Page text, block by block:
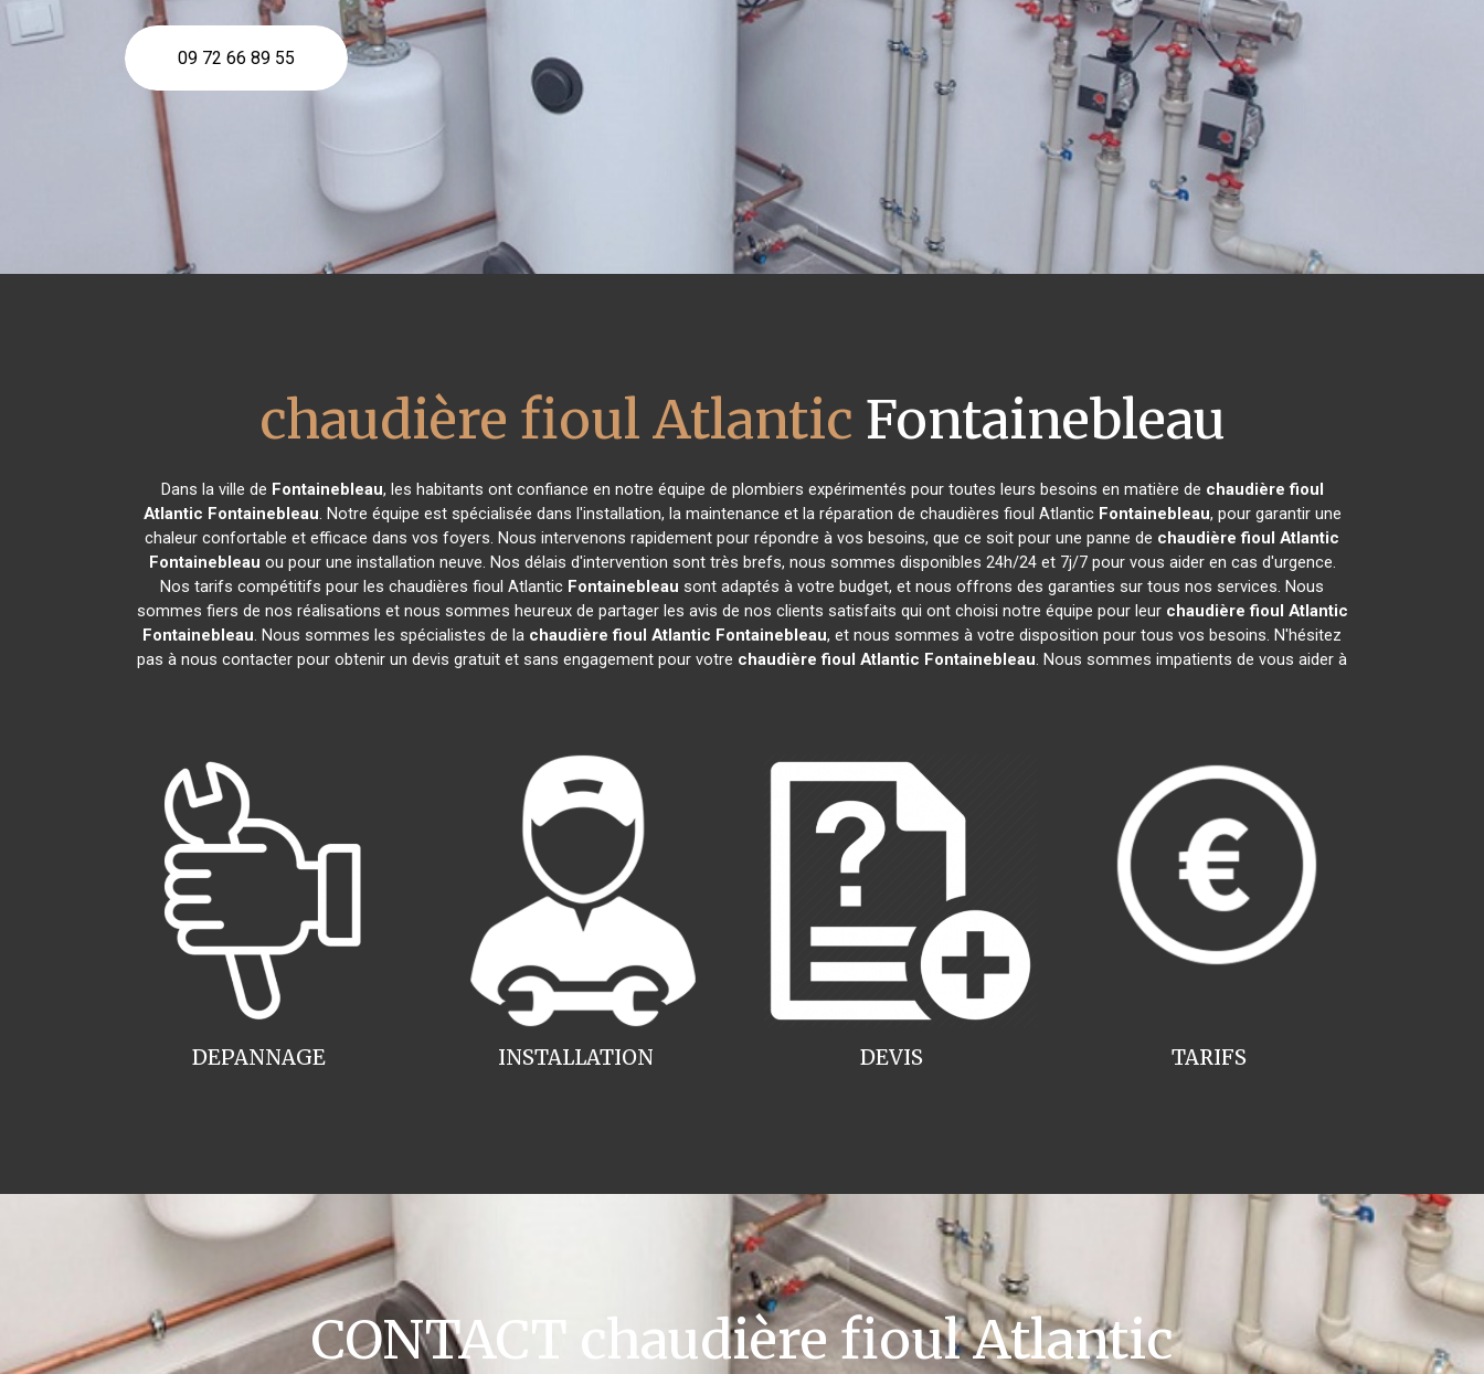
09 72 66 89 55
chaudière fioul Atlantic Fontainebleau
Dans la ville de Fontainebleau, les habitants ont confiance en notre équipe de plombiers expérimentés pour toutes leurs besoins en matière de chaudière fioul
Atlantic Fontainebleau. Notre équipe est spécialisée dans l'installation, la maintenance et la réparation de chaudières fioul Atlantic Fontainebleau, pour garantir une
chaleur confortable et efficace dans vos foyers. Nous intervenons rapidement pour répondre à vos besoins, que ce soit pour une panne de chaudière fioul Atlantic
Fontainebleau ou pour une installation neuve. Nos délais d'intervention sont très brefs, nous sommes disponibles 24h/24 et 7j/7 pour vous aider en cas d'urgence.
Nos tarifs compétitifs pour les chaudières fioul Atlantic Fontainebleau sont adaptés à votre budget, et nous offrons des garanties sur tous nos services. Nous
sommes fiers de nos réalisations et nous sommes heureux de partager les avis de nos clients satisfaits qui ont choisi notre équipe pour leur chaudière fioul Atlantic
Fontainebleau. Nous sommes les spécialistes de la chaudière fioul Atlantic Fontainebleau, et nous sommes à votre disposition pour tous vos besoins. N'hésitez
pas à nous contacter pour obtenir un devis gratuit et sans engagement pour votre chaudière fioul Atlantic Fontainebleau. Nous sommes impatients de vous aider à
INSTALLATION
DEPANNAGE TARIFS
DEVIS
CONTACT chaudière fioul Atlantic